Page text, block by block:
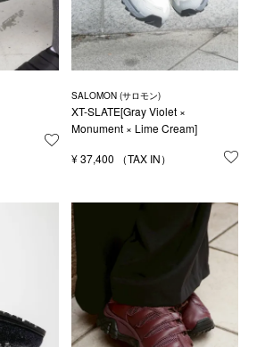
SALOMON (サロモン)
XT-SLATE[Gray Violet ×
Monument × Lime Cream]
¥37,400